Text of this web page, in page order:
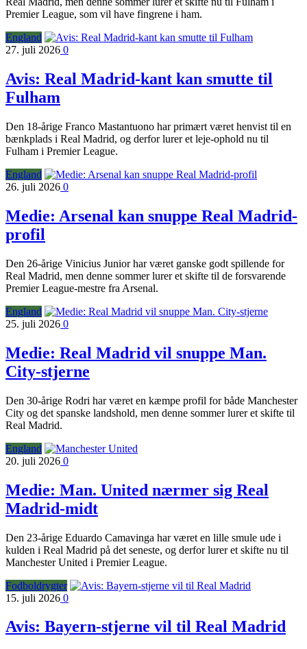
Premier League, som vil have fingrene i ham.
England
27. juli 2026 0
Avis: Real Madrid-kant kan smutte til
Fulham
Den 18-årige Franco Mastantuono har primært været henvist til en
bænkplads i Real Madrid, og derfor lurer et leje-ophold nu til
Fulham i Premier League.
England
26. juli 2026 0
Medie: Arsenal kan snuppe Real Madrid-
profil
Den 26-årige Vinicius Junior har været ganske godt spillende for
Real Madrid, men denne sommer lurer et skifte til de forsvarende
Premier League-mestre fra Arsenal.
England
25. juli 2026 0
Medie: Real Madrid vil snuppe Man.
City-stjerne
Den 30-årige Rodri har været en kæmpe profil for både Manchester
City og det spanske landshold, men denne sommer lurer et skifte til
Real Madrid.
England
20. juli 2026 0
Medie: Man. United nærmer sig Real
Madrid-midt
Den 23-årige Eduardo Camavinga har været en lille smule ude i
kulden i Real Madrid på det seneste, og derfor lurer et skifte nu til
Manchester United i Premier League.
Fodboldrygter
15. juli 2026 0
Avis: Bayern-stjerne vil til Real Madrid